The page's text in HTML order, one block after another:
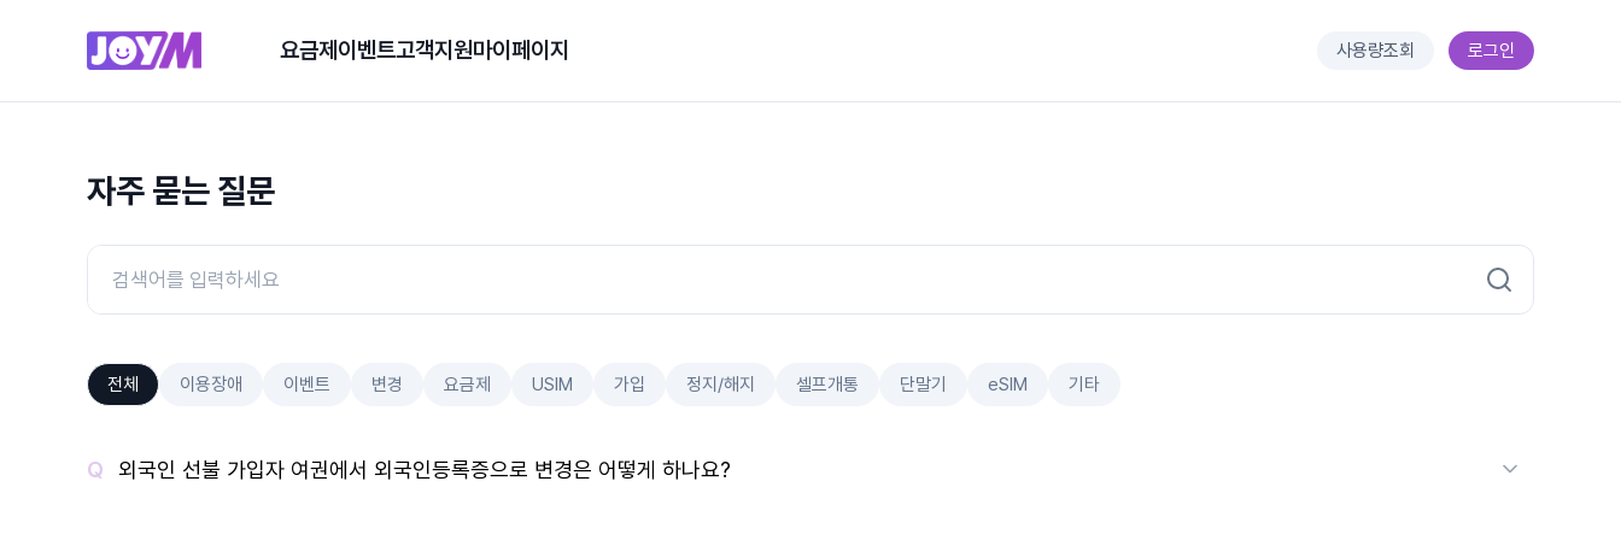
요금제 이벤트고객지원마이페이지 사용량조회 로그인
자주 묻는 질문
전체 이용장애 이벤트 변경 요금제 USIM 가입 정지/해지 셀프개통 단말기 eSIM 기타
외국인 선불 가입자 여권에서 외국인등록증으로 변경은 어떻게 하나요?